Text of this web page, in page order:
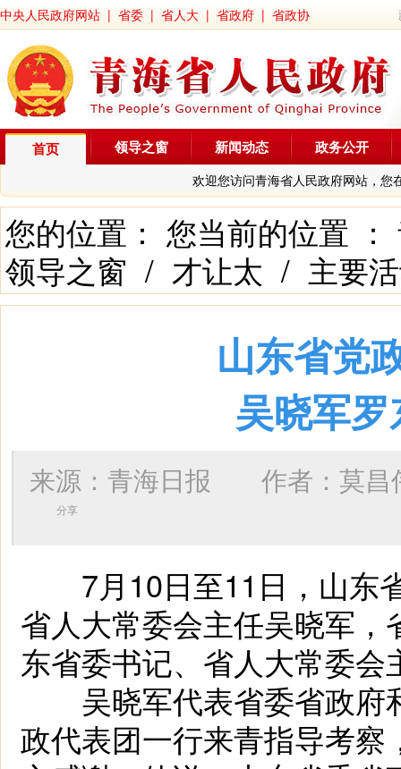
中央人民政府网站 | 省委 | 省人大 | 省政府 | 省政协
首页
欢迎您访问青海省人民政府网站，您
领导之窗 新闻动态 政务公开
您的位置： 您当前的位置 ：
领导之窗 / 才让太 / 主要
山东省党
吴晓军
来源：青海日报 作者：莫
分享
7月10日至11日，山东
省人大常委会主任吴晓军
东省委书记、省人大常委
吴晓军代表省委省政府
政代表团一行来青指导考